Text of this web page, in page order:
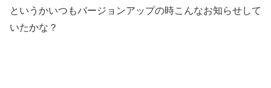
というかいつもバージョンアップの時こんなお知らせして
いたかな？